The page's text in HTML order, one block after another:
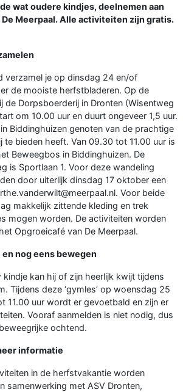
wat oudere kindjes, deelnemen aan
Meerpaal. Alle activiteiten zijn gratis.
verzamel je op dinsdag 24 en/of
de mooiste herfstbladeren. Op de
de Dorpsboerderij in Dronten (Wisentweg
om 10.00 uur en duurt ongeveer 1,5 uur.
Biddinghuizen genoten van de prachtige
te bieden heeft. Van 09.30 tot 11.00 uur is
Beweegbos in Biddinghuizen. De
is Sportlaan 1. Voor deze wandeling
door uiterlijk dinsdag 17 oktober een
Voor beide
makkelijk zittende kleding en trek
mogen worden. De activiteiten worden
Opgroeicafé van De Meerpaal.
nog eens bewegen
kindje kan hij of zijn heerlijk kwijt tijdens
Tijdens deze ‘gymles’ op woensdag 25
11.00 uur wordt er gevoetbald en zijn er
Vooraf aanmelden is niet nodig, dus
ochtend.
informatie
in de herfstvakantie worden
samenwerking met ASV Dronten,